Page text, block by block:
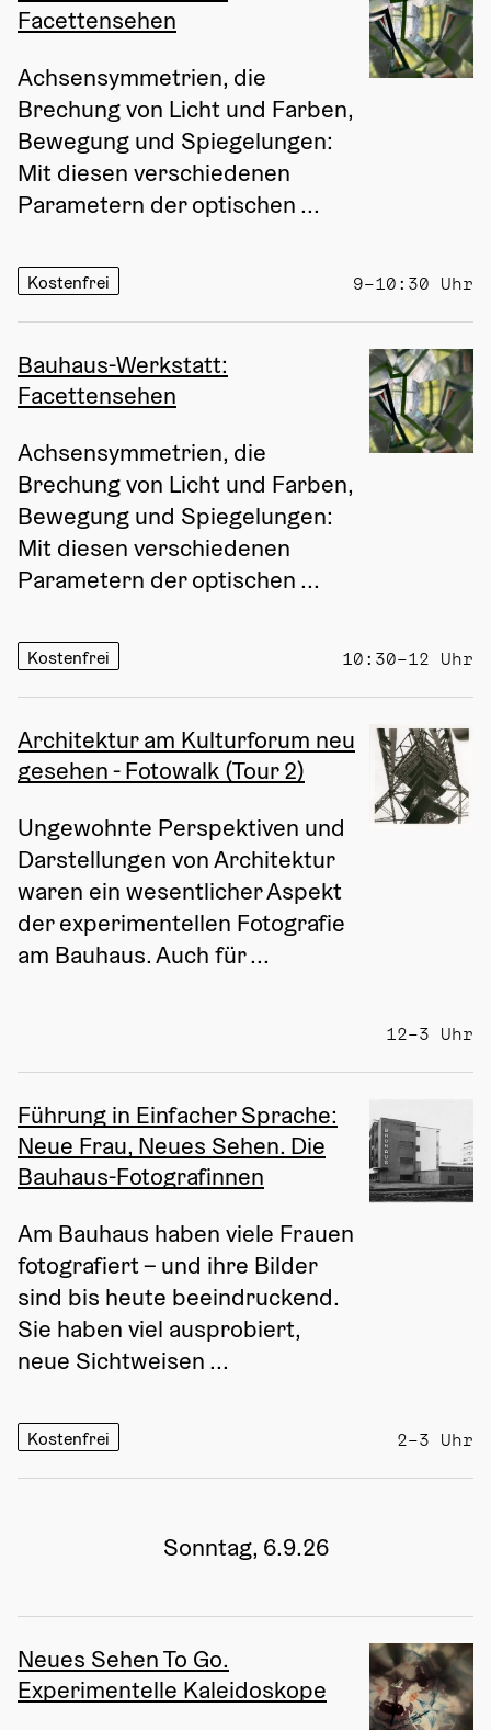
Facettensehen
Achsensymmetrien, die
Brechung von Licht und Farben,
Bewegung und Spiegelungen:
Mit diesen verschiedenen
Parametern der optischen ...
Kostenfrei 9–10:30 Uhr
Bauhaus-Werkstatt:
Facettensehen
Achsensymmetrien, die
Brechung von Licht und Farben,
Bewegung und Spiegelungen:
Mit diesen verschiedenen
Parametern der optischen ...
Kostenfrei 10:30–12 Uhr
Architektur am Kulturforum neu
gesehen - Fotowalk (Tour 2)
Ungewohnte Perspektiven und
Darstellungen von Architektur
waren ein wesentlicher Aspekt
der experimentellen Fotografie
am Bauhaus. Auch für ...
12–3 Uhr
Führung in Einfacher Sprache:
Neue Frau, Neues Sehen. Die
Bauhaus-Fotografinnen
Am Bauhaus haben viele Frauen
fotografiert – und ihre Bilder
sind bis heute beeindruckend.
Sie haben viel ausprobiert,
neue Sichtweisen ...
Kostenfrei 2–3 Uhr
Sonntag, 6.9.26
Neues Sehen To Go.
Experimentelle Kaleidoskope